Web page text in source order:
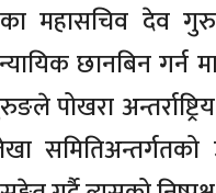
महासचिव देव
छानबिन गर्न
पोखरा